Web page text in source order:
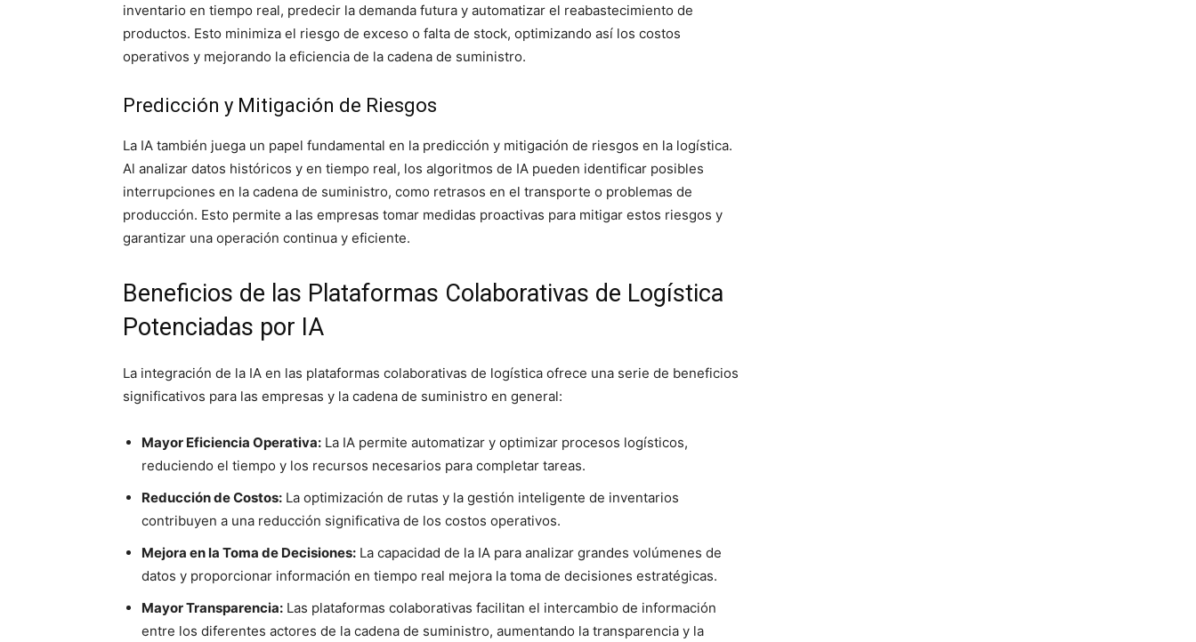
inventario en tiempo real, predecir la demanda futura y automatizar el reabastecimiento de
productos. Esto minimiza el riesgo de exceso o falta de stock, optimizando así los costos
operativos y mejorando la eficiencia de la cadena de suministro.
Predicción y Mitigación de Riesgos
La IA también juega un papel fundamental en la predicción y mitigación de riesgos en la logística.
Al analizar datos históricos y en tiempo real, los algoritmos de IA pueden identificar posibles
interrupciones en la cadena de suministro, como retrasos en el transporte o problemas de
producción. Esto permite a las empresas tomar medidas proactivas para mitigar estos riesgos y
garantizar una operación continua y eficiente.
Beneficios de las Plataformas Colaborativas de Logística
Potenciadas por IA
La integración de la IA en las plataformas colaborativas de logística ofrece una serie de beneficios
significativos para las empresas y la cadena de suministro en general:
Mayor Eficiencia Operativa: La IA permite automatizar y optimizar procesos logísticos,
reduciendo el tiempo y los recursos necesarios para completar tareas.
Reducción de Costos: La optimización de rutas y la gestión inteligente de inventarios
contribuyen a una reducción significativa de los costos operativos.
Mejora en la Toma de Decisiones: La capacidad de la IA para analizar grandes volúmenes de
datos y proporcionar información en tiempo real mejora la toma de decisiones estratégicas.
Mayor Transparencia: Las plataformas colaborativas facilitan el intercambio de información
entre los diferentes actores de la cadena de suministro, aumentando la transparencia y la